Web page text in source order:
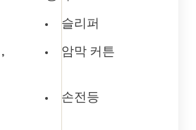
슬리퍼
암막 커튼
손전등